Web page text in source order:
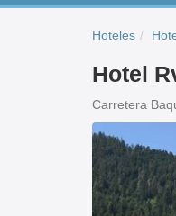
Hoteles
Hotel
Carretera